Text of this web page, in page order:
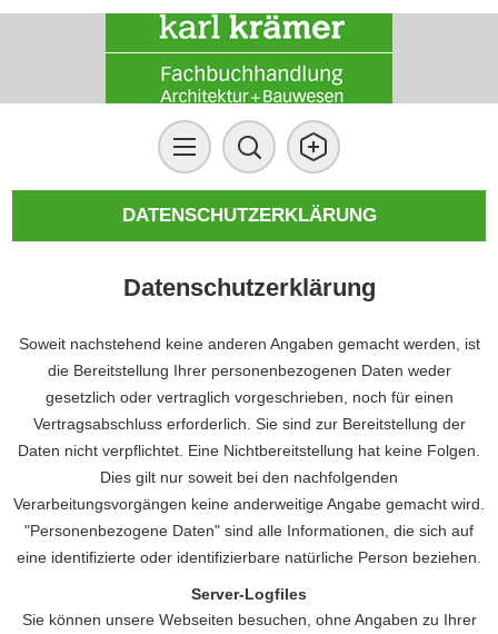
DATENSCHUTZERKLÄRUNG
Datenschutzerklärung
Soweit nachstehend keine anderen Angaben gemacht werden, ist
die Bereitstellung Ihrer personenbezogenen Daten weder
gesetzlich oder vertraglich vorgeschrieben, noch für einen
Vertragsabschluss erforderlich. Sie sind zur Bereitstellung der
Daten nicht verpflichtet. Eine Nichtbereitstellung hat keine Folgen.
Dies gilt nur soweit bei den nachfolgenden
Verarbeitungsvorgängen keine anderweitige Angabe gemacht wird.
"Personenbezogene Daten" sind alle Informationen, die sich auf
eine identifizierte oder identifizierbare natürliche Person beziehen.
Server-Logfiles
Sie können unsere Webseiten besuchen, ohne Angaben zu Ihrer